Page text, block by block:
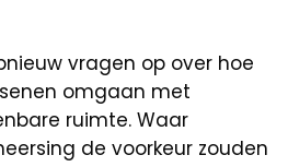
vragen op over hoe
omgaan met
ruimte. Waar
de voorkeur zouden